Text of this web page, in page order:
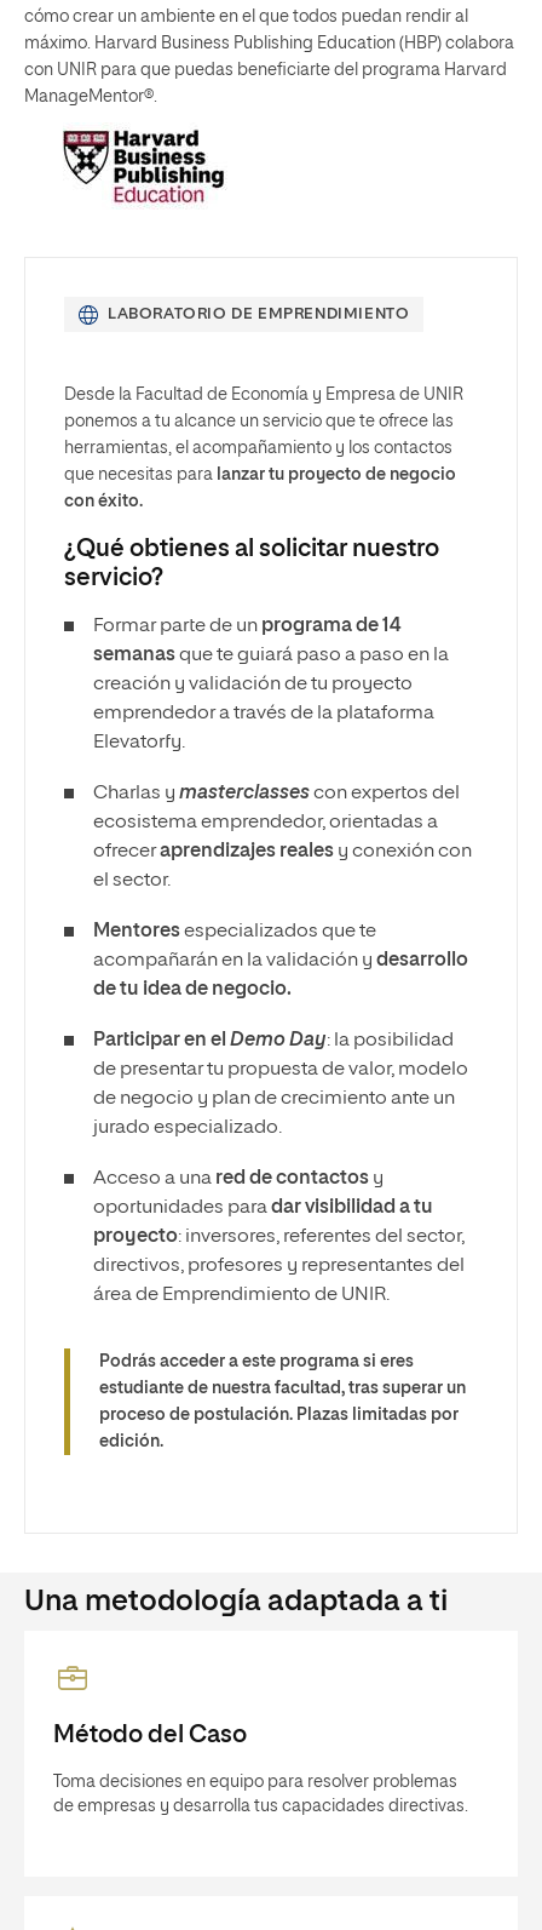
cómo crear un ambiente en el que todos puedan rendir al
máximo. Harvard Business Publishing Education (HBP) colabora
con UNIR para que puedas beneficiarte del programa Harvard
ManageMentor®.
LABORATORIO DE EMPRENDIMIENTO
Desde la Facultad de Economía y Empresa de UNIR
ponemos a tu alcance un servicio que te ofrece las
herramientas, el acompañamiento y los contactos
que necesitas para lanzar tu proyecto de negocio
con éxito.
¿Qué obtienes al solicitar nuestro
servicio?
Formar parte de un programa de 14
semanasque te guiará paso a paso en la
creación y validación de tu proyecto
emprendedor a través de la plataforma
Elevatorfy.
Charlas y masterclassescon expertos del
ecosistema emprendedor, orientadas a
ofreceraprendizajes reales y conexión con
el sector.
Mentoresespecializados que te
acompañarán en la validación y desarrollo
de tu idea de negocio.
Participar en el Demo Day: la posibilidad
de presentar tu propuesta de valor, modelo
de negocio y plan de crecimiento ante un
jurado especializado.
Acceso a una red de contactos y
oportunidades paradar visibilidad a tu
proyecto: inversores, referentes del sector,
directivos, profesores y representantes del
área de Emprendimiento de UNIR.
Podrás acceder a este programa si eres
estudiante de nuestra facultad, tras superar un
proceso de postulación. Plazas limitadas por
edición.
Una metodología adaptada a ti
Método del Caso
Toma decisiones en equipo para resolver problemas
de empresas y desarrolla tus capacidades directivas.